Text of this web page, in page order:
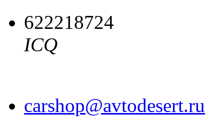
622218724
ICQ
carshop@avtodesert.ru